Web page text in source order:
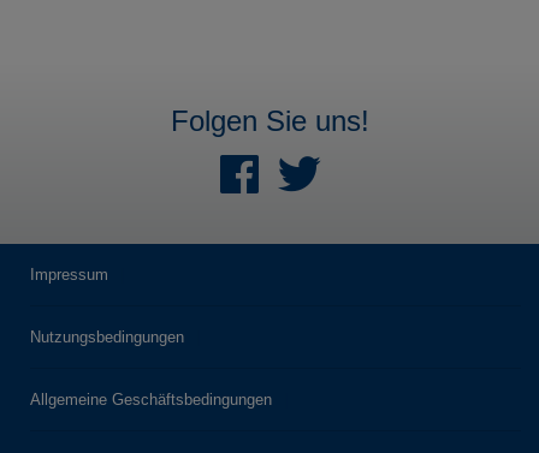
Folgen Sie uns!
Impressum
Nutzungsbedingungen
Allgemeine Geschäftsbedingungen